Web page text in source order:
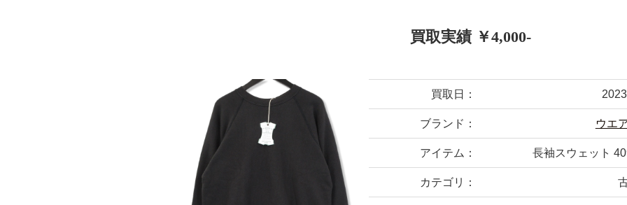
買取実績 ￥4,000-
買取日：
ブランド： ウエ
アイテム： 長袖スウェット
カテゴリ：